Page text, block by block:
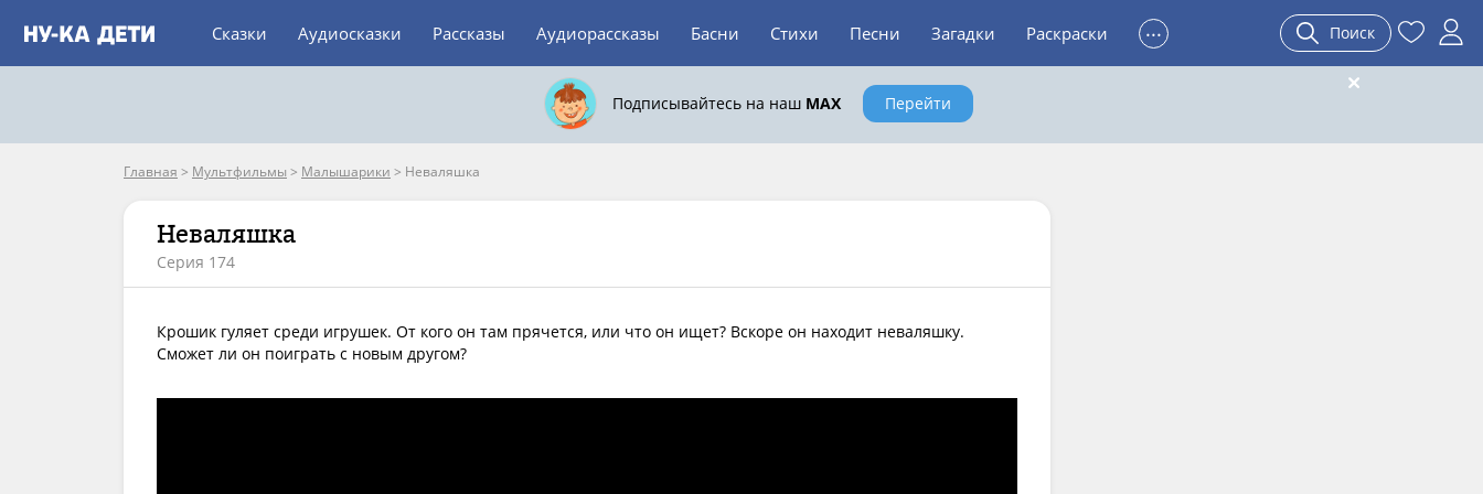
Сказки Аудиосказки Рассказы Аудиорассказы Басни Стихи Песни Загадки Раскраски ... Поиск
Подписывайтесь на наш MAX Перейти
Главная > Мультфильмы > Малышарики > Неваляшка
Неваляшка
Серия 174
Крошик гуляет среди игрушек. От кого он там прячется, или что он ищет? Вскоре он находит неваляшку.
Сможет ли он поиграть с новым другом?